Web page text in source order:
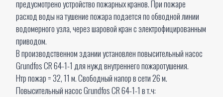
предусмотрено устройство пожарных кранов. При пожаре
расход воды на тушение пожара подается по обводной линии
водомерного узла, через шаровой кран с электрофицированным
приводом.
В производственном здании установлен повысительный насос
Grundfos CR 64-1-1 для нужд внутреннего пожаротушения.
Нтр пожар = 32, 11 м. Свободный напор в сети 26 м.
Повысительный насос Grundfos CR 64-1-1 в т.ч: